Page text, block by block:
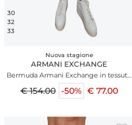
30
32
33
Nuova stagione
ARMANI EXCHANGE
Bermuda Armani Exchange in tessuto
blu
€ 154.00 -50% € 77.00